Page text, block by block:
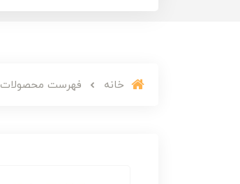
خانه فهرست محصولات